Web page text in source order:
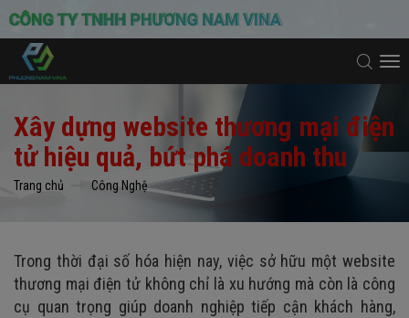
Xây dựng website thương mại điện
tử hiệu quả, bứt phá doanh thu
Trang chủ Công Nghệ
Trong thời đại số hóa hiện nay, việc sở hữu một website
thương mại điện tử không chỉ là xu hướng mà còn là công
cụ quan trọng giúp doanh nghiệp tiếp cận khách hàng,